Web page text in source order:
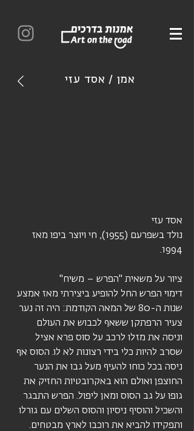
אמן / אסד עזי
אסד עזי
נולד בשפרעם (1955), חי ויוצר ביפו מאז
1994.
ציור על משאית "הפרש – משיח"
דימוי הפרש החל להופיע ביצירתי מאז אמצע
שנות ה-80 של המאה הקודמת: היה זה נער
צעיר הרפתקן ששאף לכבוש את העולם
וניסה את מזלו לרכב על סוס פרא אציל
שסרב להיות כלי בידי רצונות לא לו. הסוס אף
ניסה בכל כוחו להעיף מעל גבו את הנער
החוצפן ואולם הוא באקרובטיות החזיק את
גופו על גב הסוס ומאן ליפול. הפרש התבגר
והשכיל והוסיף ניסיון והסוס השלים עם גורלו
ותפקידו להביא את רוכבו לארץ מבטחים.